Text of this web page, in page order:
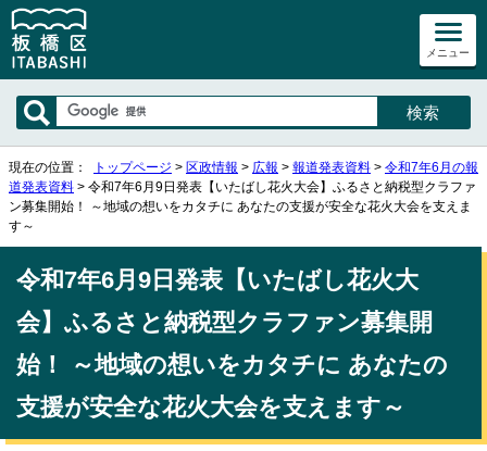
メニュー
現在の位置： トップページ > 区政情報 > 広報 > 報道発表資料 > 令和7年6月の報
道発表資料 > 令和7年6月9日発表【いたばし花火大会】ふるさと納税型クラファ
ン募集開始！ ～地域の想いをカタチに あなたの支援が安全な花火大会を支えま
す～
令和7年6月9日発表【いたばし花火大
会】ふるさと納税型クラファン募集開
始！ ～地域の想いをカタチに あなたの
支援が安全な花火大会を支えます～